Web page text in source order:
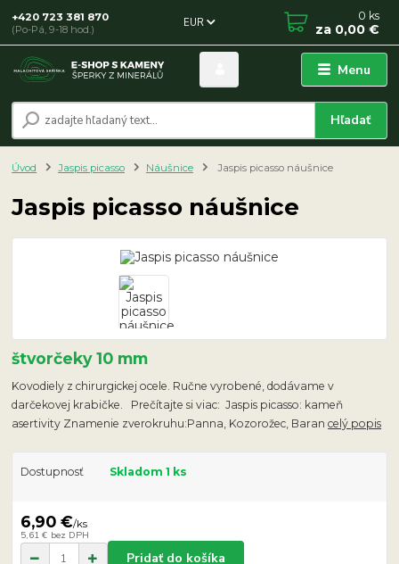
Menu
EUR
Hľadať
+420 723 381 870
(Po-Pá, 9-18 hod.)
0 ks
za 0,00 €
Úvod Jaspis picasso Náušnice Jaspis picasso náušnice
Jaspis picasso náušnice
štvorčeky 10 mm
Kovodiely z chirurgickej ocele. Ručne vyrobené, dodávame v
darčekovej krabičke. Prečítajte si viac: Jaspis picasso: kameň
asertivity Znamenie zverokruhu:Panna, Kozorožec, Barancelý popis
Dostupnosť Skladom 1 ks
6,90 €/ks
5,61 € bez DPH
Pridať do košíka